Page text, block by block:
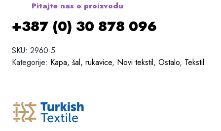
Pitajte nas o proizvodu
+387 (0) 30 878 096
SKU: 2960-5
Kategorije: Kapa, šal, rukavice, Novi tekstil, Ostalo, Tekstil